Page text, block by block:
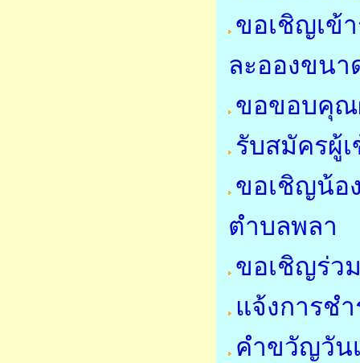
ขอเชิญเข้
ละอองขนา
ขอขอบคุณ
รับสมัครผู้
ขอเชิญน้อ
ตำบลพลา
ขอเชิญร่ว
แจ้งการช
คำขวัญวัน